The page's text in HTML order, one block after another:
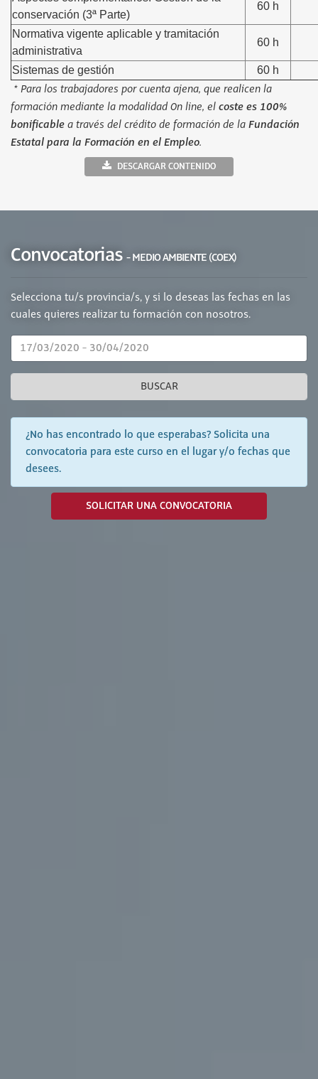
conservación (3ª Parte)
60 h
Normativa vigente aplicable y tramitación
administrativa
60 h
Sistemas de gestión 60 h
* Para los trabajadores por cuenta ajena, que realicen la
formación mediante la modalidad On line, el coste es 100%
bonificable a través del crédito de formación de la Fundación
Estatal para la Formación en el Empleo.
DESCARGAR CONTENIDO
Convocatorias - MEDIO AMBIENTE (COEX)
Selecciona tu/s provincia/s, y si lo deseas las fechas en las
cuales quieres realizar tu formación con nosotros.
BUSCAR
¿No has encontrado lo que esperabas? Solicita una
convocatoria para este curso en el lugar y/o fechas que
desees.
SOLICITAR UNA CONVOCATORIA